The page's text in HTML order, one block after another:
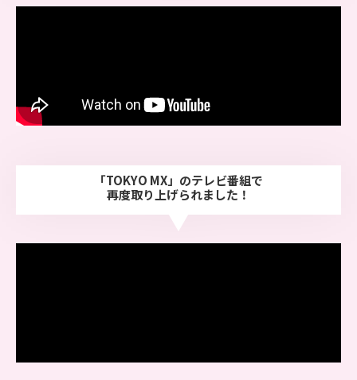
「TOKYO MX」のテレビ番組で
再度取り上げられました！